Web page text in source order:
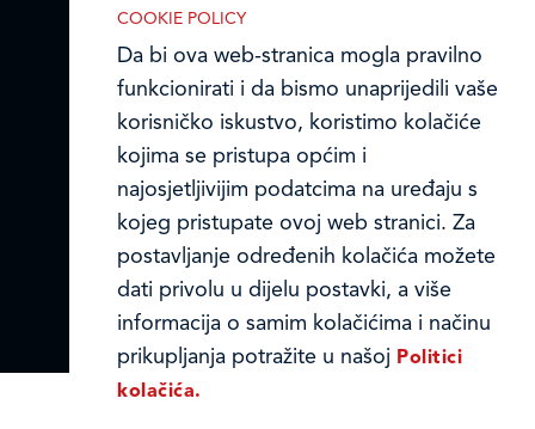
Obavijest o Privatnosti i Kolačići
Privacy notice and Cookies
COOKIE POLICY
Da bi ova web-stranica mogla pravilno
funkcionirati i da bismo unaprijedili vaše
korisničko iskustvo, koristimo kolačiće
kojima se pristupa općim i
najosjetljivijim podatcima na uređaju s
kojeg pristupate ovoj web stranici. Za
postavljanje određenih kolačića možete
dati privolu u dijelu postavki, a više
informacija o samim kolačićima i načinu
prikupljanja potražite u našoj Politici
kolačića.
stranica ne može pravilno funkcionirati,
a isključiti ih možete mijenjanjem
postavki u svome web-pregledniku.
Analitički kolačići
Analitički kolačići pomažu nam
unaprijediti web-stranicu prikupljanjem i
analizom podataka o njeziinu korištenju.